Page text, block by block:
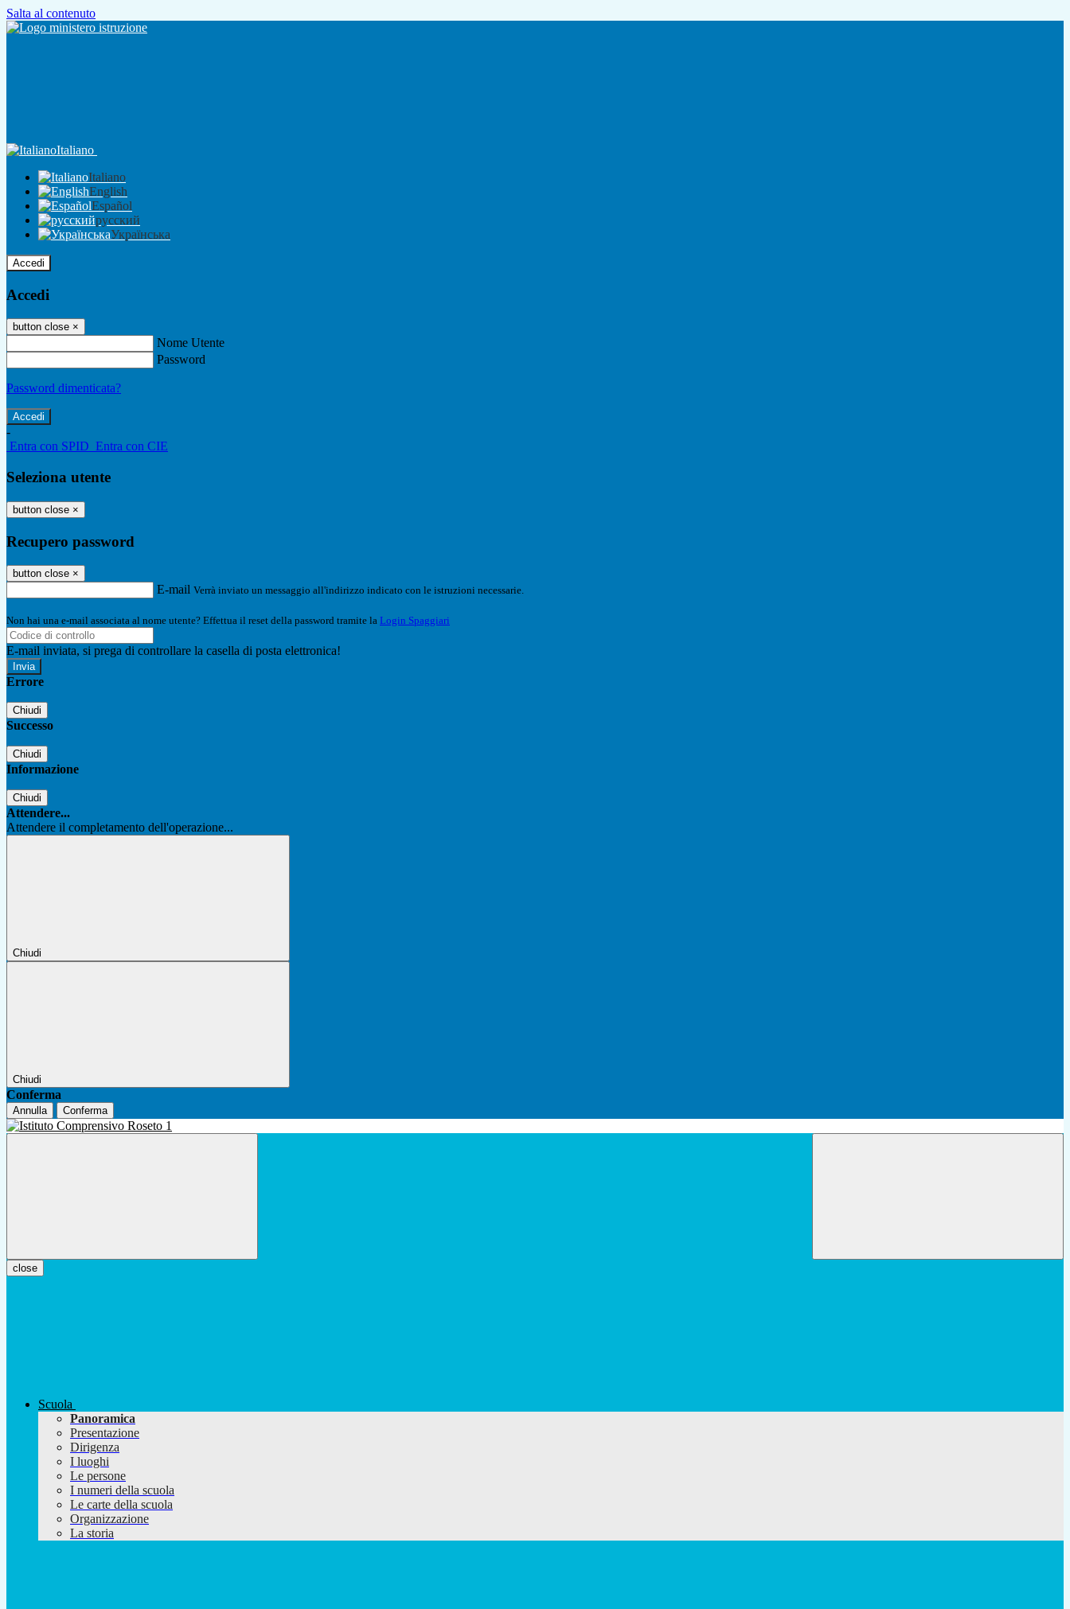
Salta al contenuto
Italiano
Italiano
English
Español
русский
Українська
Accedi
Accedi
button close ×
Nome Utente
Password
Password dimenticata?
-
Entra con SPID Entra con CIE
Seleziona utente
button close ×
Recupero password
button close ×
E-mail Verrà inviato un messaggio all'indirizzo indicato con le istruzioni necessarie.
Non hai una e-mail associata al nome utente? Effettua il reset della password tramite la Login Spaggiari
E-mail inviata, si prega di controllare la casella di posta elettronica!
Errore
Chiudi
Successo
Chiudi
Informazione
Chiudi
Attendere...
Attendere il completamento dell'operazione...
Chiudi
Chiudi
Conferma
Annulla Conferma
close
Scuola
Panoramica
Presentazione
Dirigenza
I luoghi
Le persone
I numeri della scuola
Le carte della scuola
Organizzazione
La storia